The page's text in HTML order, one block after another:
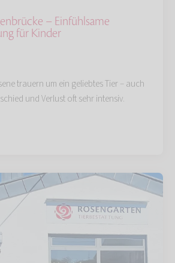
– Einfühlsame
für Kinder
trauern um ein geliebtes Tier – auch
und Verlust oft sehr intensiv.